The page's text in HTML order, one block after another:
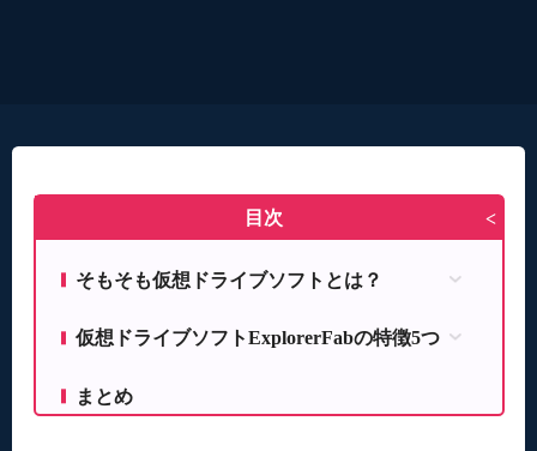
目次 >
そもそも仮想ドライブソフトとは？
仮想ドライブソフトのメリットとデメリット
DTとSCSIの違い
仮想ドライブソフトExplorerFabの特徴5つ
ファイルからISOイメージファイルを作成でき
まとめ